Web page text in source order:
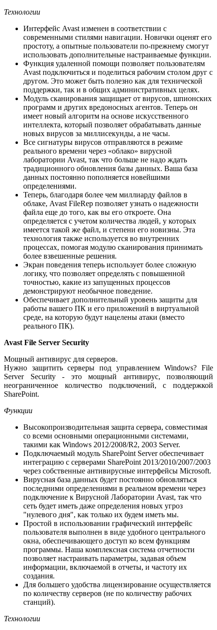
Технологии
Интерфейс Avast изменен в соответствии с
современными стилями навигации. Новички оценят его
простоту, а опытные пользователи по-прежнему смогут
использовать дополнительные настраиваемые функции.
Функция удаленной помощи позволяет пользователям
Avast подключиться и поделиться рабочим столом друг с
другом. Это может быть полезно как для технической
поддержки, так и в общих административных целях.
Модуль сканирования защищает от вирусов, шпионских
программ и других вредоносных агентов. Теперь он
имеет новый алгоритм на основе искусственного
интеллекта, который позволяет обрабатывать данные
новых вирусов за миллисекунды, а не часы.
Все сигнатуры вирусов отправляются в режиме
реального времени через «облако» вирусной
лаборатории Avast, так что больше не надо ждать
традиционного обновления базы данных. Ваша база
данных постоянно пополняется новейшими
определениями.
Теперь, благодаря более чем миллиарду файлов в
облаке, Avast FileRep позволяет узнать о надежности
файла еще до того, как вы его откроете. Она
определяется с учетом количества людей, у которых
имеется такой же файл, и степени его новизны. Эта
технология также используется во внутренних
процессах, помогая модулю сканирования принимать
более взвешенные решения.
Экран поведения теперь использует более сложную
логику, что позволяет определять с повышенной
точностью, какие из запущенных процессов
демонстрируют необычное поведение.
Обеспечивает дополнительный уровень защиты для
работы вашего ПК и его приложений в виртуальной
среде, на которую будут нацелены атаки (вместо
реального ПК).
Avast File Server Security
Мощный антивирус для серверов.
Нужно защитить серверы под управлением Windows? File
Server Security - это мощный антивирус, позволяющий
неограниченное количество подключений, с поддержкой
SharePoint.
Функции
Высокопроизводительная защита сервера, совместимая
со всеми основными операционными системами,
такими как Windows 2012/2008/R2, 2003 Server.
Подключаемый модуль SharePoint Server обеспечивает
интеграцию с серверами SharePoint 2013/2010/2007/2003
через собственные антивирусные интерфейсы Microsoft.
Вирусная база данных будет постоянно обновляться
последними определениями в реальном времени через
подключение к Вирусной Лаборатории Avast, так что
сеть будет иметь даже определения новых угроз
"нулевого дня", как только их будем иметь мы.
Простой в использовании графический интерфейс
пользователя выполнен в виде удобного центрального
окна, обеспечивающего доступ ко всем функциям
программы. Наша комплексная система отчетности
позволяет настраивать параметры, задавая объем
информации, включаемой в отчеты, и частоту их
создания.
Для большего удобства лицензирование осуществляется
по количеству серверов (не по количеству рабочих
станций).
Технологии